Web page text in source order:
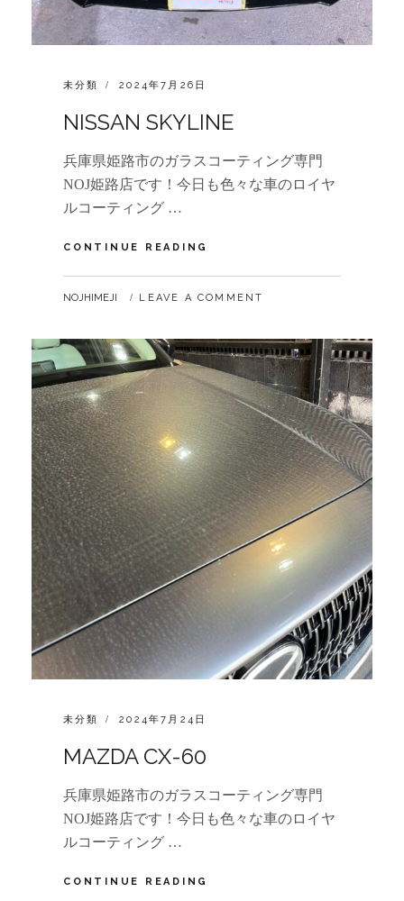
CATEGORIES:
未分類
POSTED
2024年7月26日
NISSAN SKYLINE
兵庫県姫路市のガラスコーティング専門
NOJ姫路店です！今日も色々な車のロイヤ
ルコーティング …
CONTINUE READING
BY
NOJHIMEJI LEAVE A COMMENT
CATEGORIES:
未分類
POSTED
2024年7月24日
MAZDA CX-60
兵庫県姫路市のガラスコーティング専門
NOJ姫路店です！今日も色々な車のロイヤ
ルコーティング …
CONTINUE READING